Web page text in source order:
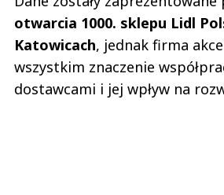
otwarcia 1000. sklepu Lidl
Katowicach, jednak firma
wszystkim znaczenie
dostawcami i jej wpływ na